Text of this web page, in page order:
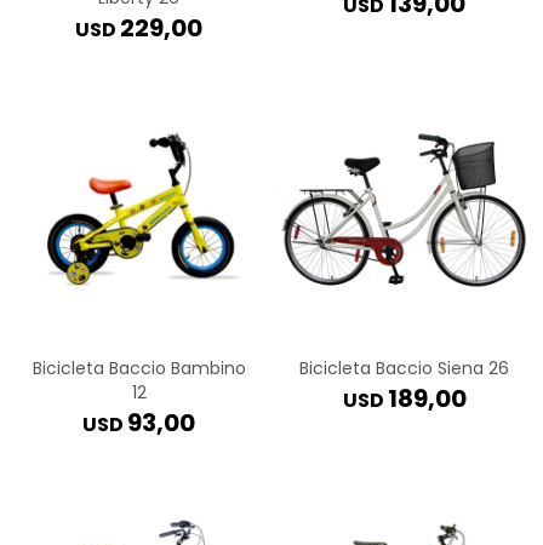
USD 229,00
Bicicleta Baccio Bambino
12
USD 93,00
Bicicleta Baccio Siena 26
USD 189,00